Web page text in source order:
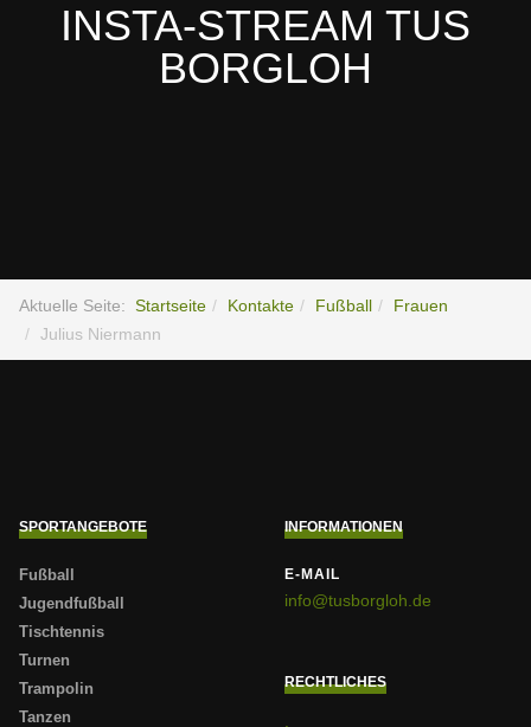
INSTA-STREAM TUS
BORGLOH
Aktuelle Seite: Startseite Kontakte Fußball
Frauen
Julius Niermann
SPORTANGEBOTE
Fußball
Jugendfußball
Tischtennis
Turnen
Trampolin
Tanzen
INFORMATIONEN
E-MAIL
info@tusborgloh.de
RECHTLICHES